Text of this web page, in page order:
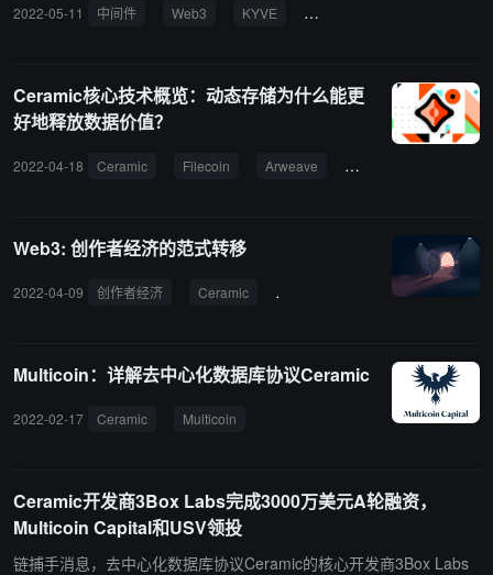
2022-05-11 中间件 Web3 KYVE Ceramic
Ceramic核心技术概览：动态存储为什么能更
好地释放数据价值？
2022-04-18 Ceramic Filecoin Arweave 去中心化存储
Web3: 创作者经济的范式转移
2022-04-09 创作者经济 Ceramic MuseX
Multicoin：详解去中心化数据库协议Ceramic
2022-02-17 Ceramic Multicoin
Ceramic开发商3Box Labs完成3000万美元A轮融资，
Multicoin Capital和USV领投
链捕手消息，去中心化数据库协议Ceramic的核心开发商3Box Labs